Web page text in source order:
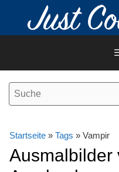
Inhalt
Startseite » Tags » Vampir
Ausmalbilder